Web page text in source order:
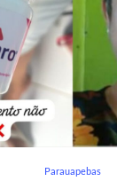
Parauapebas